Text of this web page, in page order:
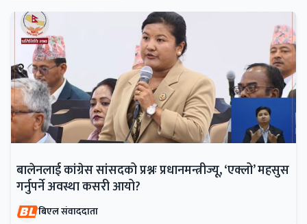
बालेनलाई कांग्रेस सांसदको प्रश्नः प्रधानमन्त्रीज्यू, ‘एक्लो’ महसुस
गर्नुपर्ने अवस्था कसरी आयो?
बिएल संवाददाता